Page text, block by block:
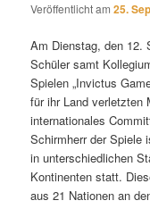
Veröffentlicht am25.
Am Dienstag, den 12.
Schüler samt
Spielen „Invictus
für ihr Land verletzten
internationales
Schirmherr der Spiele
in unterschiedlichen
Kontinenten statt.
aus 21 Nationen an